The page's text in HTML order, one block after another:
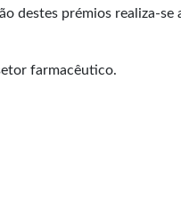
destes prémios realiza-se
farmacêutico.